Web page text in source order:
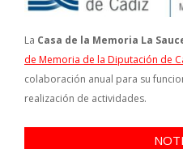
La Casa de la Memoria La
de Memoria de la Diputación de
colaboración anual para su
realización de actividades.